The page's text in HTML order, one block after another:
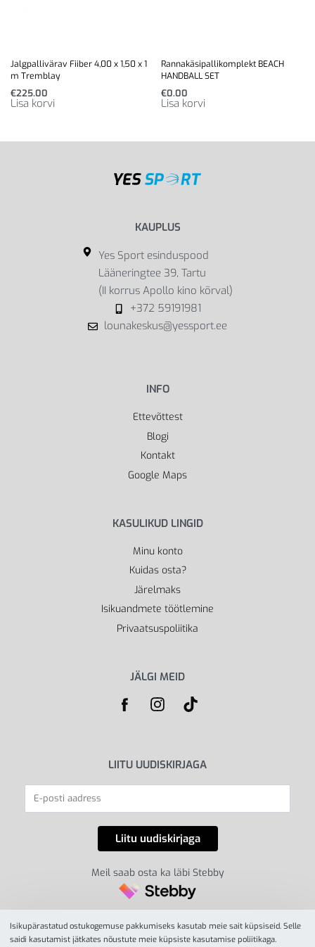
Jalgpallivärav Fiiber 4,00 x 1,50 x 1
m Tremblay
€225.00
Lisa korvi
Rannakäsipallikomplekt BEACH
HANDBALL SET
€0.00
Lisa korvi
KAUPLUS
Yes Sport esinduspood
Lääneringtee 39, Tartu
(II korrus Apollo kino kõrval)
+372 59191981
lounakeskus@yessport.ee
INFO
Ettevõttest
Blogi
Kontakt
Google Maps
KASULIKUD LINGID
Minu konto
Kuidas osta?
Järelmaks
Isikuandmete töötlemine
Privaatsuspoliitika
JÄLGI MEID
LIITU UUDISKIRJAGA
Meil saab osta ka läbi Stebby
Isikupärastatud ostukogemuse pakkumiseks kasutab meie sait küpsiseid. Selle
saidi kasutamist jätkates nõustute meie küpsiste kasutamise poliitikaga.